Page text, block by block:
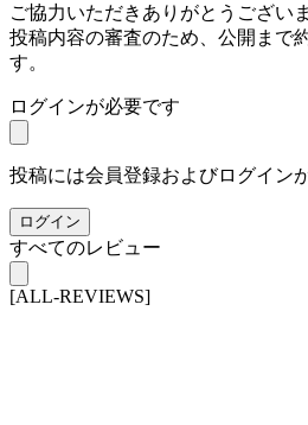
ご協力いただきありがとうござい
投稿内容の審査のため、公開まで
す。
ログインが必要です
投稿には会員登録およびログイン
ログイン
すべてのレビュー
[ALL-REVIEWS]